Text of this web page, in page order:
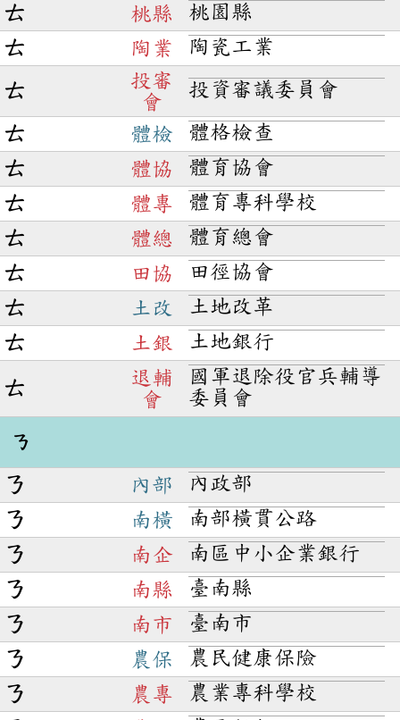
ㄊ
桃縣
桃園縣
ㄊ
陶業 陶瓷工業
ㄊ
投審
會
投資審議委員會
ㄊ 體檢
體格檢查
ㄊ
體協
體育協會
ㄊ
體專
體育專科學校
ㄊ
體總
體育總會
ㄊ
田協
田徑協會
ㄊ
土改
土地改革
ㄊ
土銀 土地銀行
ㄊ
退輔
會
國軍退除役官兵輔導
委員會
ㄋ
ㄋ 內部
內政部
ㄋ
南橫
南部橫貫公路
ㄋ
南企
南區中小企業銀行
ㄋ
南縣
臺南縣
ㄋ
南市
臺南市
ㄋ
農保
農民健康保險
ㄋ
農專
農業專科學校